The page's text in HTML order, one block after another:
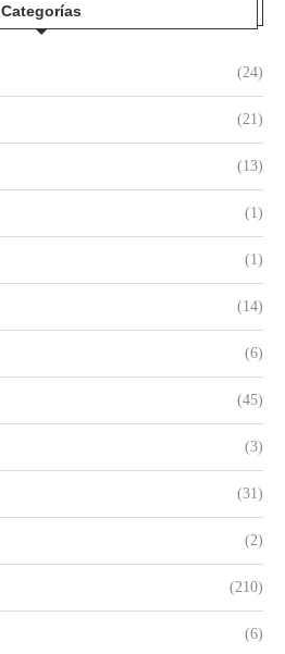
Categorías
(24)
(21)
(13)
(1)
(1)
(14)
(6)
(45)
(3)
(31)
(2)
(210)
(6)